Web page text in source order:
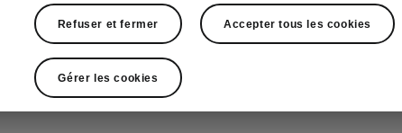
Refuser et fermer Accepter tous les cookies
Gérer les cookies